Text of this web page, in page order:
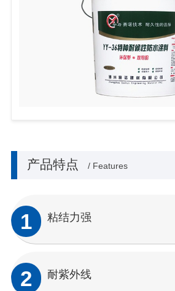
产品特点 / Features
1 粘结力强
2 耐紫外线